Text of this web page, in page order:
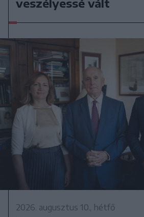
veszélyessé vált
2026. augusztus 10., hétfő